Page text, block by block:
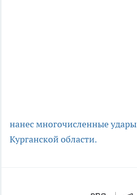
нанес многочисленные удары
Курганской области.